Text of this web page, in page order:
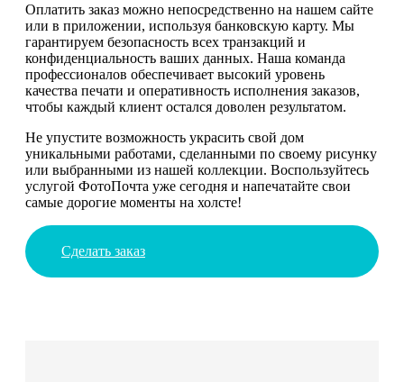
Оплатить заказ можно непосредственно на нашем сайте
или в приложении, используя банковскую карту. Мы
гарантируем безопасность всех транзакций и
конфиденциальность ваших данных. Наша команда
профессионалов обеспечивает высокий уровень
качества печати и оперативность исполнения заказов,
чтобы каждый клиент остался доволен результатом.
Не упустите возможность украсить свой дом
уникальными работами, сделанными по своему рисунку
или выбранными из нашей коллекции. Воспользуйтесь
услугой ФотоПочта уже сегодня и напечатайте свои
самые дорогие моменты на холсте!
Сделать заказ